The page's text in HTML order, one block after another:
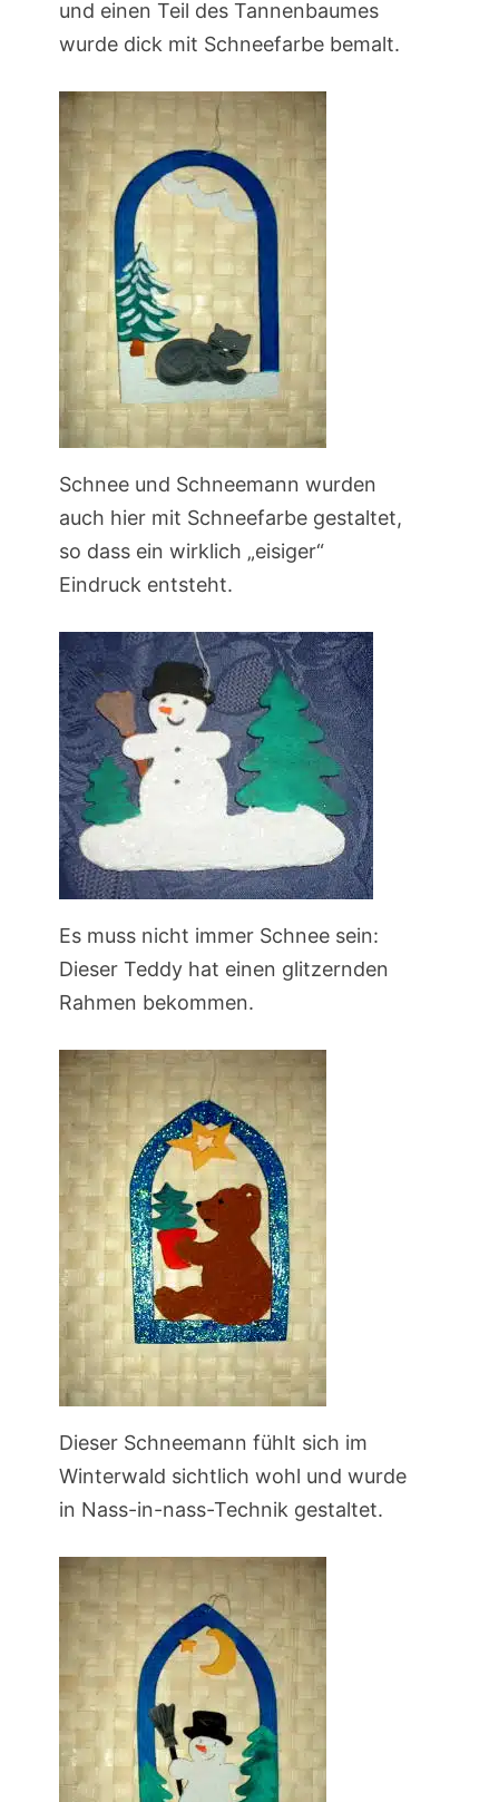
und einen Teil des Tannenbaumes
wurde dick mit Schneefarbe bemalt.
Schnee und Schneemann wurden
auch hier mit Schneefarbe gestaltet,
so dass ein wirklich „eisiger“
Eindruck entsteht.
Es muss nicht immer Schnee sein:
Dieser Teddy hat einen glitzernden
Rahmen bekommen.
Dieser Schneemann fühlt sich im
Winterwald sichtlich wohl und wurde
in Nass-in-nass-Technik gestaltet.